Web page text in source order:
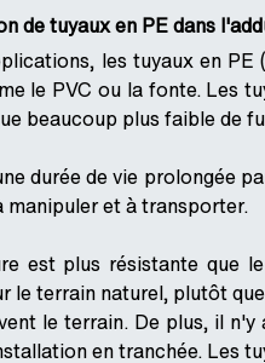
de tuyaux en PE dans
les tuyaux en
le PVC ou la fonte. Les
beaucoup plus faible de
durée de vie prolongée
manipuler et à transporter.
est plus résistante que
le terrain naturel, plutôt
le terrain. De plus, il
en tranchée. Les